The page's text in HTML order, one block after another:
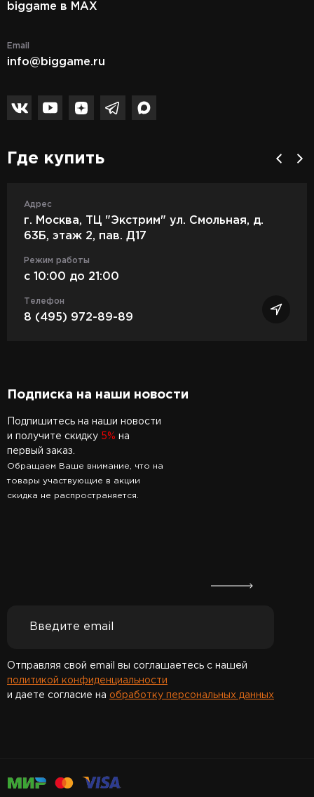
biggame в MAX
Email
info@biggame.ru
Где купить
Адрес
г. Москва, ТЦ "Экстрим" ул. Смольная, д.
63Б, этаж 2, пав. Д17
Режим работы
c 10:00 до 21:00
Телефон
8 (495) 972-89-89
Подписка на наши новости
Подпишитесь на наши новости
и получите скидку 5% на
первый заказ.
Обращаем Ваше внимание, что на
товары участвующие в акции
скидка не распространяется.
Отправляя свой email вы соглашаетесь с нашей
политикой конфиденциальности
и даете согласие на обработку персональных данных